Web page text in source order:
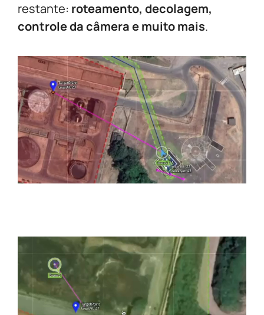
restante: roteamento, decolagem,
controle da câmera e muito mais.